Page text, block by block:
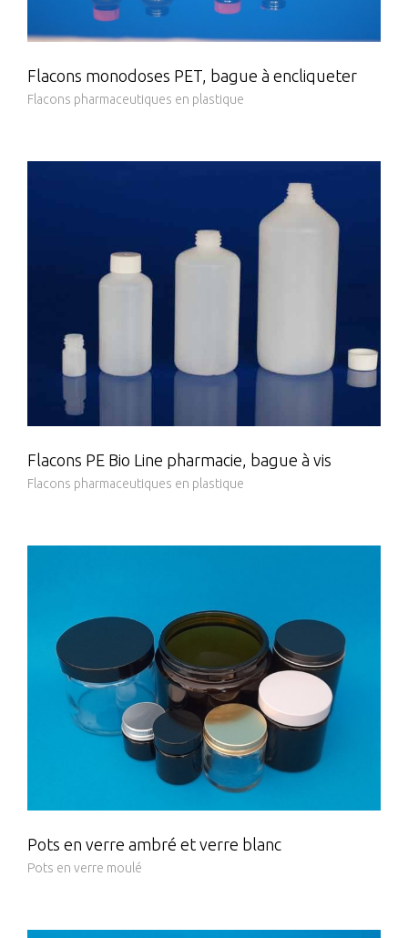
Flacons monodoses PET, bague à encliqueter
Flacons pharmaceutiques en plastique
Flacons PE Bio Line pharmacie, bague à vis
Flacons pharmaceutiques en plastique
Pots en verre ambré et verre blanc
Pots en verre moulé